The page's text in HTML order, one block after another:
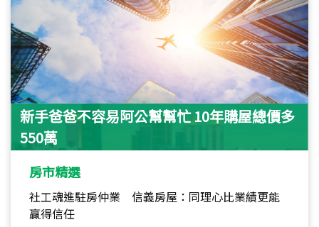
新手爸爸不容易阿公幫幫忙 10年購屋總價多
550萬
房市精選
社工魂進駐房仲業 信義房屋：同理心比業績更能
贏得信任